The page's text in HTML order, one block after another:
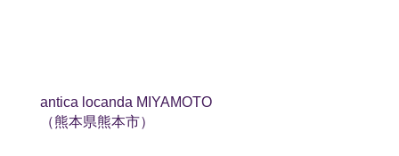
antica locanda MIYAMOTO
（熊本県熊本市）